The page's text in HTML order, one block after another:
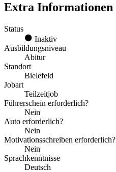
Extra Informationen
Status
Inaktiv
Ausbildungsniveau
Abitur
Standort
Bielefeld
Jobart
Teilzeitjob
Führerschein erforderlich?
Nein
Auto erforderlich?
Nein
Motivationsschreiben erforderlich?
Nein
Sprachkenntnisse
Deutsch